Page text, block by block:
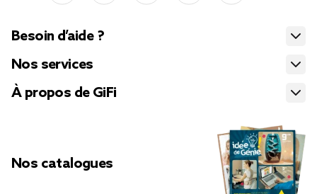
Besoin d’aide ?
Nos services
À propos de GiFi
Nos catalogues